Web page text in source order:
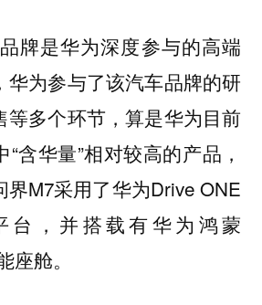
牌是华为深度参与的高端
华为参与了该汽车品牌的研
等多个环节，算是华为目前
含华量”相对较高的产品，
M7采用了华为Drive ONE
台，并搭载有华为鸿蒙
座舱。